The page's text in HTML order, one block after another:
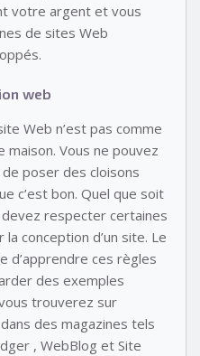
votre argent et vous
de sites Web
web
Web n’est pas comme
maison. Vous ne pouvez
poser des cloisons
c’est bon. Quel que soit
respecter certaines
conception d’un site. Le
d’apprendre ces règles
des exemples
trouverez sur
des magazines tels
, WebBlog et Site